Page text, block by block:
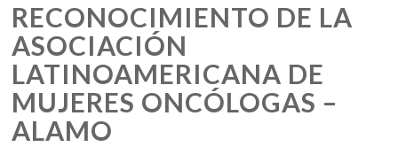
RECONOCIMIENTO DE LA
ASOCIACIÓN
LATINOAMERICANA DE
MUJERES ONCÓLOGAS –
ALAMO